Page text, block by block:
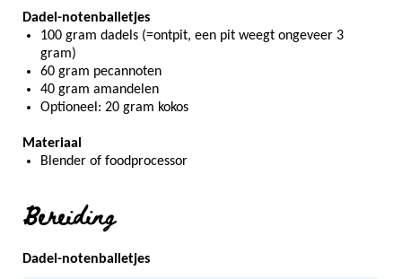
Dadel-notenballetjes
100 gram dadels (=ontpit, een pit weegt ongeveer 3
gram)
60 gram pecannoten
40 gram amandelen
Optioneel: 20 gram kokos
Materiaal
Blender of foodprocessor
Bereiding
Dadel-notenballetjes